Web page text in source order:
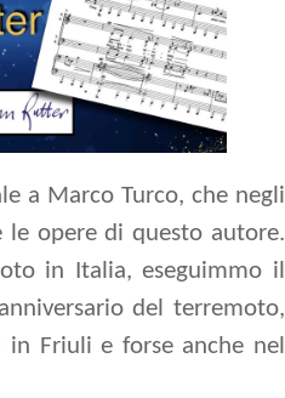
a Marco Turco, che negli
le opere di questo autore.
in Italia, eseguimmo il
del terremoto,
Friuli e forse anche nel